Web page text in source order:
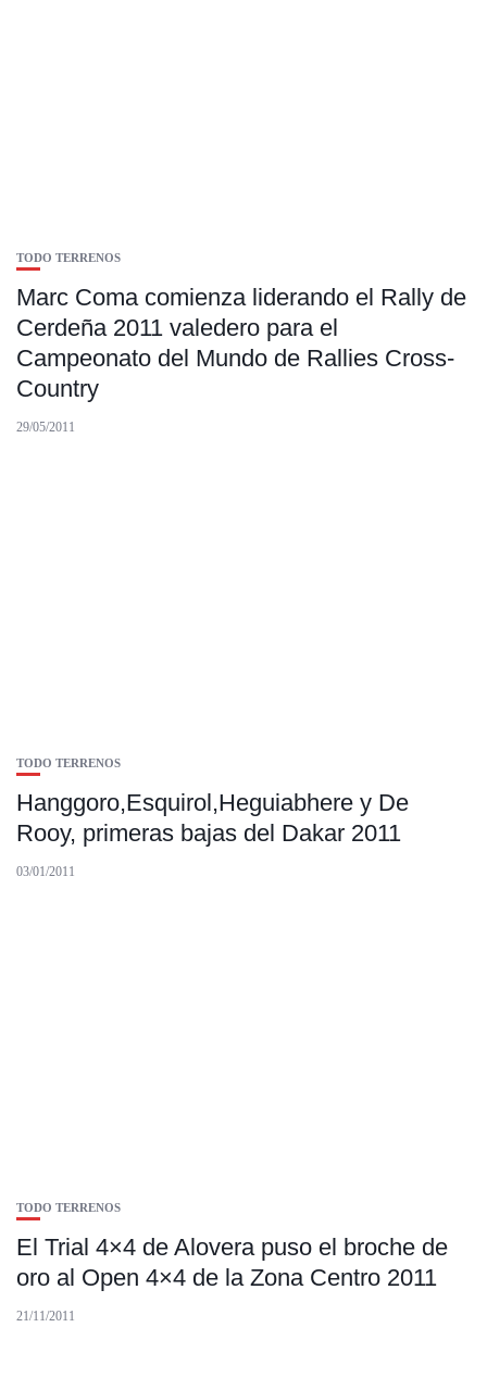
TODO TERRENOS
Marc Coma comienza liderando el Rally de
Cerdeña 2011 valedero para el
Campeonato del Mundo de Rallies Cross-
Country
29/05/2011
TODO TERRENOS
Hanggoro,Esquirol,Heguiabhere y De
Rooy, primeras bajas del Dakar 2011
03/01/2011
TODO TERRENOS
El Trial 4×4 de Alovera puso el broche de
oro al Open 4×4 de la Zona Centro 2011
21/11/2011